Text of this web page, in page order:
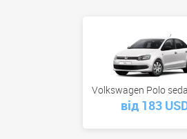
Volkswagen Polo
від 183